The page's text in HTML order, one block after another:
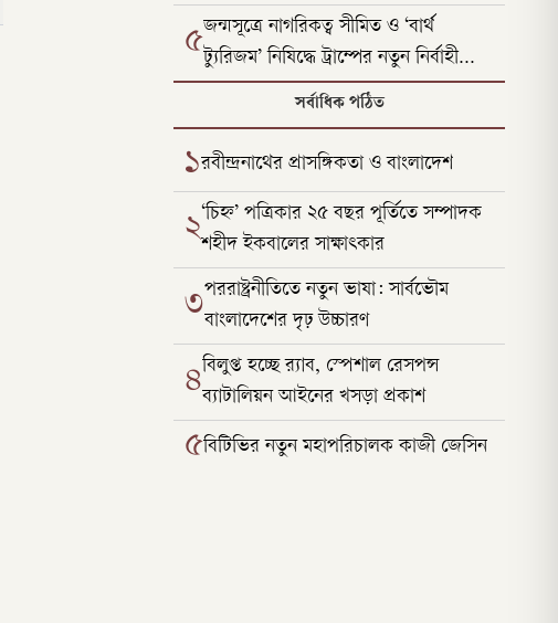
আল-হুররার উত্থান
৫জন্মসূত্রে নাগরিকত্ব সীমিত ও ‘বার্থ
ট্যুরিজম’ নিষিদ্ধে ট্রাম্পের নতুন নির্বাহী
আদেশ
সর্বাধিক পঠিত
১রবীন্দ্রনাথের প্রাসঙ্গিকতা ও বাংলাদেশ
২‘চিহ্ন’ পত্রিকার ২৫ বছর পূর্তিতে সম্পাদক
শহীদ ইকবালের সাক্ষাৎকার
৩পররাষ্ট্রনীতিতে নতুন ভাষা: সার্বভৌম
বাংলাদেশের দৃঢ় উচ্চারণ
৪বিলুপ্ত হচ্ছে র‍্যাব, স্পেশাল রেসপন্স
ব্যাটালিয়ন আইনের খসড়া প্রকাশ
৫বিটিভির নতুন মহাপরিচালক কাজী জেসিন